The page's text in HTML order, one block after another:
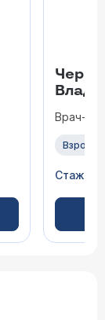
Врач-
Стаж 15